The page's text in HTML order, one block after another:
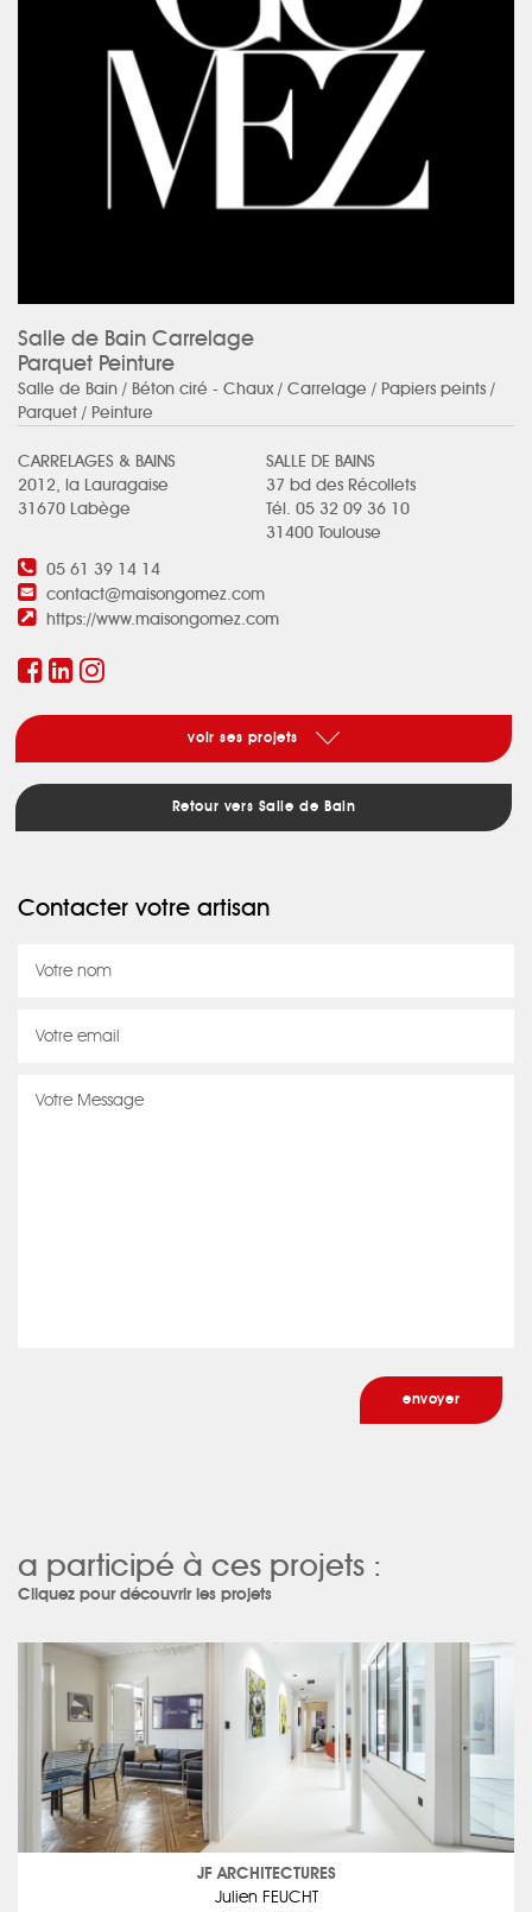
Salle de Bain Carrelage
Parquet Peinture
Salle de Bain / Béton ciré - Chaux / Carrelage / Papiers peints /
Parquet / Peinture
CARRELAGES & BAINS
2012, la Lauragaise
31670 Labège
SALLE DE BAINS
37 bd des Récollets
Tél. 05 32 09 36 10
31400 Toulouse
05 61 39 14 14
contact@maisongomez.com
https://www.maisongomez.com
voir ses projets
Retour vers Salle de Bain
Contacter votre artisan
a participé à ces projets :
Cliquez pour découvrir les projets
JF ARCHITECTURES
Julien FEUCHT